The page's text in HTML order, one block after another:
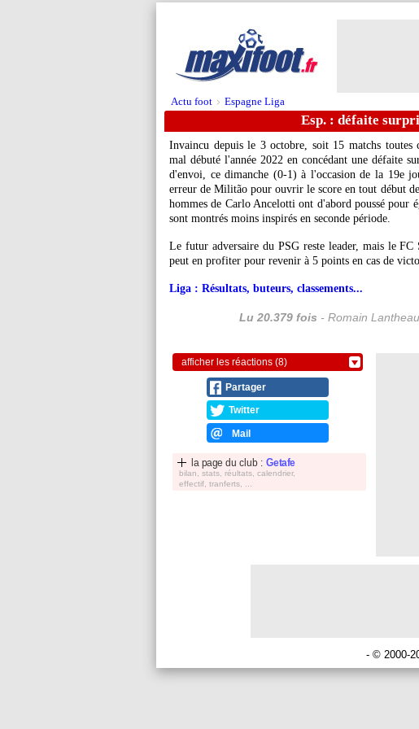
Actu foot > Espagne Liga
Esp. : défaite
Invaincu depuis le 3 octobre, soit 15 matchs
mal débuté l'année 2022 en concédant une défaite
d'envoi, ce dimanche (0-1) à l'occasion de la 19e
erreur de Militão pour ouvrir le score en tout début
hommes de Carlo Ancelotti ont d'abord poussé pour
sont montrés moins inspirés en seconde période.
Le futur adversaire du PSG reste leader, mais le
peut en profiter pour revenir à 5 points en cas de
Liga : Résultats, buteurs, classements...
Lu 20.379 fois - Romain
afficher les réactions (8)
Partager
Twitter
Mail
la page du club : Getafe
bilan, stats, réultats, calendrier,
effectif, tranferts, ...
- © 2000-